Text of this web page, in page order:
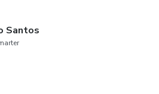
Santos